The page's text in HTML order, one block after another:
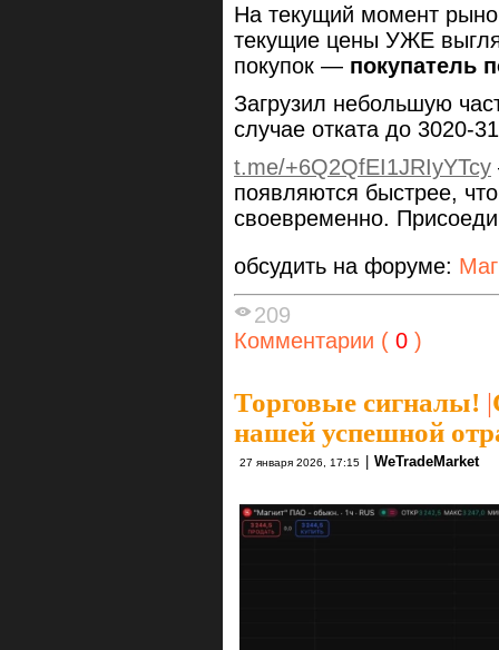
На текущий момент
текущие цены УЖЕ
покупок — покупатель
Загрузил небольшую
случае отката до 3020-
t.me/+6Q2QfEI1JRIyYTcy
появляются быстрее,
своевременно.
обсудить на форуме:
209
Комментарии ( 0 )
Торговые сигналы! |
нашей успешной
27 января 2026, 17:15 WeTradeMarket